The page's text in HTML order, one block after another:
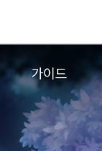
가이드
게임정보
직업소개